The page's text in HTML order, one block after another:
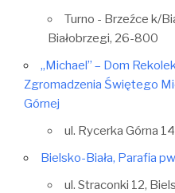
Turno - Brzeźce k/
Białobrzegi, 26-800
„Michael” – Dom
Zgromadzenia Świętego
Górnej
ul. Rycerka Górna
Bielsko-Biała, Parafia
ul. Straconki 12,